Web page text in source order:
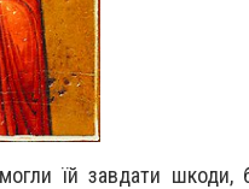
їй завдати